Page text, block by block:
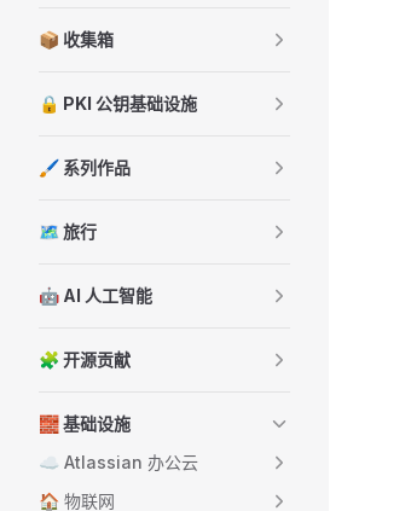
📦 收集箱
🔒 PKI 公钥基础设施
🖌️ 系列作品
🗺️ 旅行
🤖 AI 人工智能
🧩 开源贡献
🧱 基础设施
☁️ Atlassian 办公云
🏠 物联网